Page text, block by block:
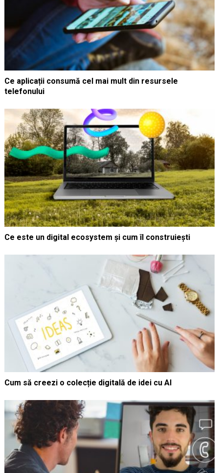
Ce aplicații consumă cel mai mult din resursele
telefonului
Ce este un digital ecosystem și cum îl construiești
Cum să creezi o colecție digitală de idei cu AI